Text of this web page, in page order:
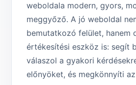
weboldala modern, gyors,
meggyőző. A jó weboldal
bemutatkozó felület, hanem
értékesítési eszköz is: segít
válaszol a gyakori
előnyöket, és megkönnyíti